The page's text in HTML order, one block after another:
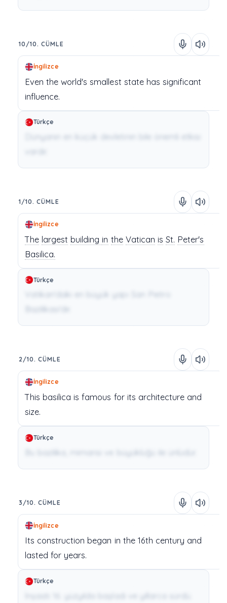
10/10. CÜMLE
İngilizce
Even the world's smallest state has significant
influence.
Türkçe
1/10. CÜMLE
İngilizce
The largest building in the Vatican is St. Peter's
Basilica.
Türkçe
2/10. CÜMLE
İngilizce
This basilica is famous for its architecture and
size.
Türkçe
Bu bazilika, mimarisi ve büyüklüğü ile ünlüdür.
3/10. CÜMLE
İngilizce
Its construction began in the 16th century and
lasted for years.
Türkçe